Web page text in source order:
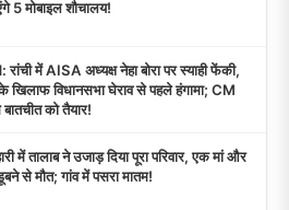
5 मोबाइल शौचालय!
में AISA अध्यक्ष नेहा बोरा पर स्याही फेंकी,
के खिलाफ विधानसभा घेराव से पहले हंगामा; CM
को तैयार!
में तालाब ने उजाड़ दिया पूरा परिवार, एक मां और
से मौत; गांव में पसरा मातम!